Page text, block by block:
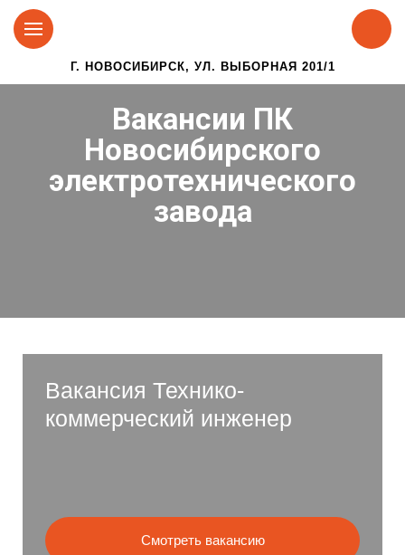
Г. НОВОСИБИРСК, УЛ. ВЫБОРНАЯ 201/1
Вакансии ПК
Новосибирского
электротехнического
завода
Вакансия Технико-
коммерческий инженер
Смотреть вакансию